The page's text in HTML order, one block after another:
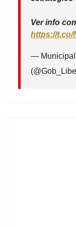
Ver info
https://t.co/
—